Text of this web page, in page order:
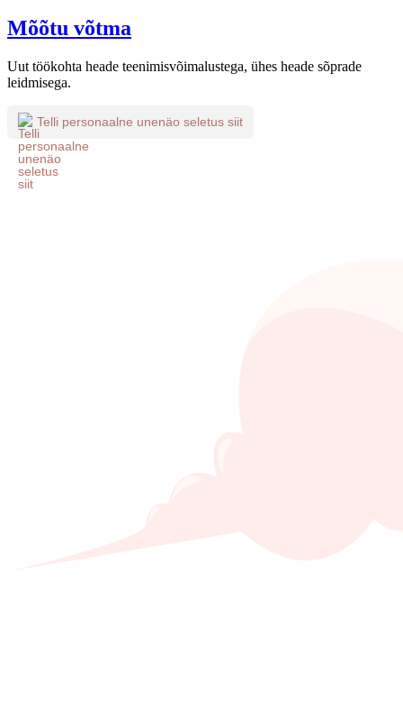
Mõõtu võtma
Uut töökohta heade teenimisvõimalustega, ühes heade sõprade
leidmisega.
Telli personaalne unenäo seletus siit